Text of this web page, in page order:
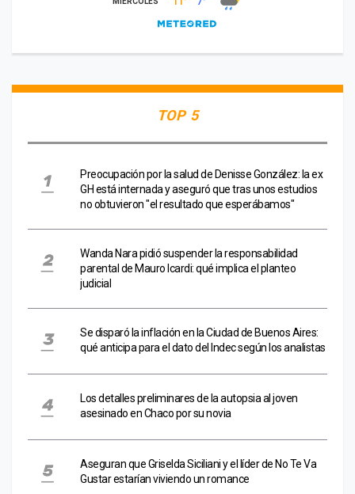
TOP 5
Preocupación por la salud de Denisse González: la ex
GH está internada y aseguró que tras unos estudios
no obtuvieron "el resultado que esperábamos"
Wanda Nara pidió suspender la responsabilidad
parental de Mauro Icardi: qué implica el planteo
judicial
Se disparó la inflación en la Ciudad de Buenos Aires:
qué anticipa para el dato del Indec según los analistas
Los detalles preliminares de la autopsia al joven
asesinado en Chaco por su novia
Aseguran que Griselda Siciliani y el líder de No Te Va
Gustar estarían viviendo un romance